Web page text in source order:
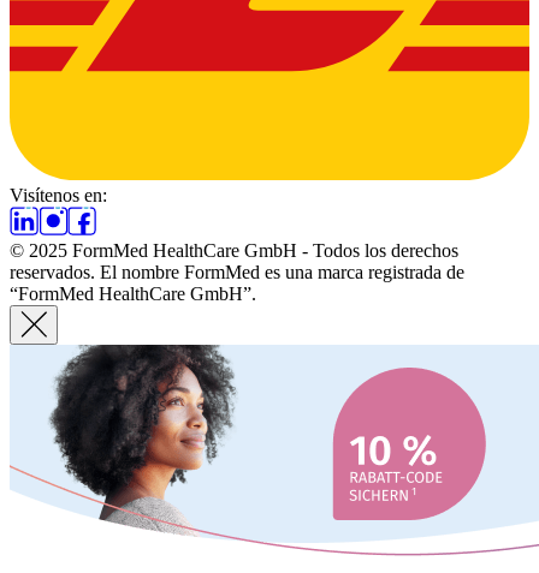
Visítenos en:
© 2025 FormMed HealthCare GmbH - Todos los derechos
reservados. El nombre FormMed es una marca registrada de
“FormMed HealthCare GmbH”.